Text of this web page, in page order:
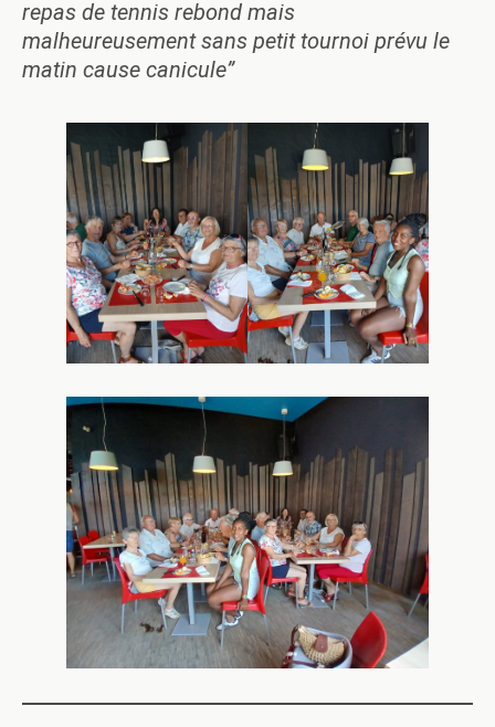
repas de tennis rebond mais
malheureusement sans petit tournoi prévu le
matin cause canicule”